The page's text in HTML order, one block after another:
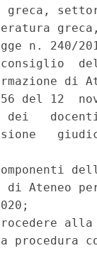
greca,
n. 240/
di
del 12
dei
di Ateneo
procedura